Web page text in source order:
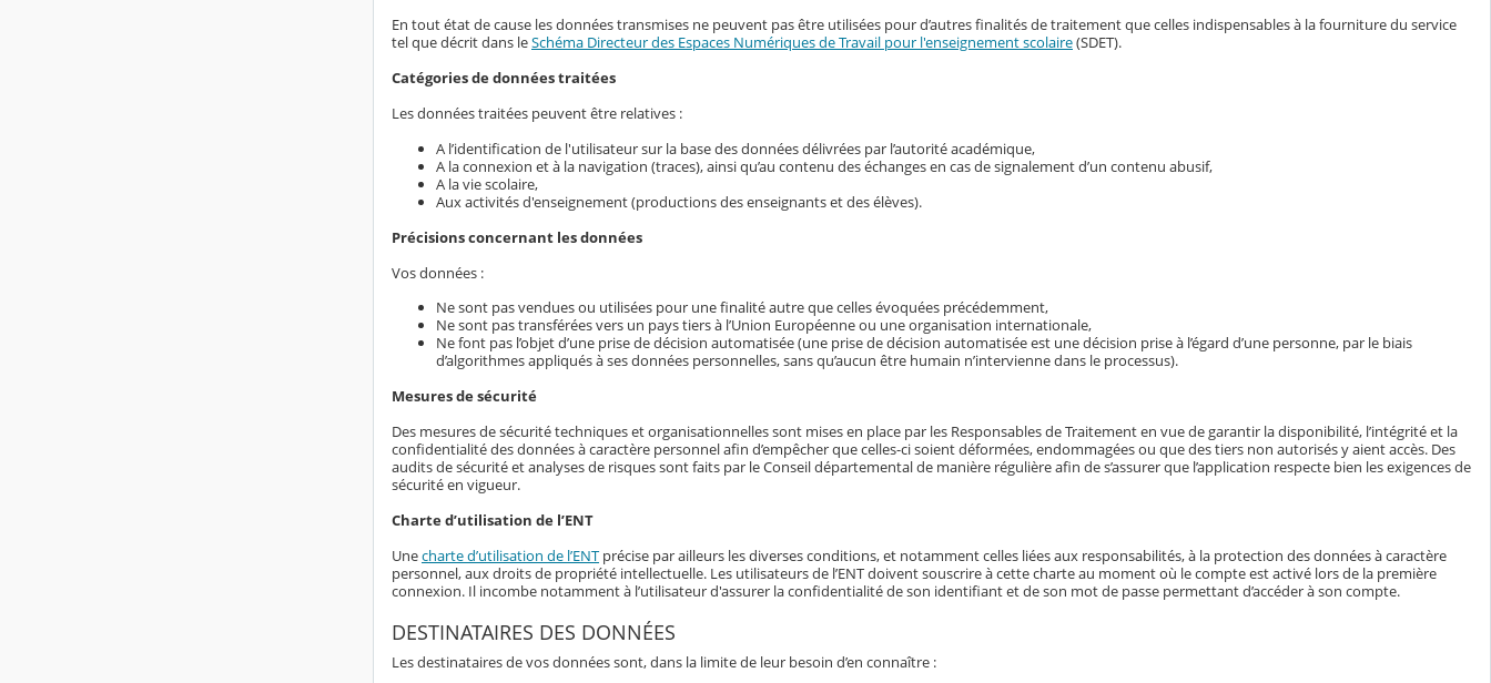
En tout état de cause les données transmises ne peuvent pas être utilisées pour d’autres finalités de traitement que celles indispensables à la fourniture du service
tel que décrit dans leSchéma Directeur des Espaces Numériques de Travail pour l'enseignement scolaire(SDET).
Catégories de données traitées
Les données traitées peuvent être relatives :
A l’identification de l'utilisateur sur la base des données délivrées par l’autorité académique,
A la connexion et à la navigation (traces), ainsi qu’au contenu des échanges en cas de signalement d’un contenu abusif,
A la vie scolaire,
Aux activités d'enseignement (productions des enseignants et des élèves).
Précisions concernant les données
Vos données :
Ne sont pas vendues ou utilisées pour une finalité autre que celles évoquées précédemment,
Ne sont pas transférées vers un pays tiers à l’Union Européenne ou une organisation internationale,
Ne font pas l’objet d’une prise de décision automatisée (une prise de décision automatisée est une décision prise à l’égard d’une personne, par le biais
d’algorithmes appliqués à ses données personnelles, sans qu’aucun être humain n’intervienne dans le processus).
Mesures de sécurité
Des mesures de sécurité techniques et organisationnelles sont mises en place par les Responsables de Traitement en vue de garantir la disponibilité, l’intégrité et la
confidentialité des données à caractère personnel afin d’empêcher que celles-ci soient déformées, endommagées ou que des tiers non autorisés y aient accès. Des
audits de sécurité et analyses de risques sont faits par le Conseil départemental de manière régulière afin de s’assurer que l’application respecte bien les exigences de
sécurité en vigueur.
Charte d’utilisation de l’ENT
Unecharte d’utilisation de l’ENT précise par ailleurs les diverses conditions, et notamment celles liées aux responsabilités, à la protection des données à caractère
personnel, aux droits de propriété intellectuelle. Les utilisateurs de l’ENT doivent souscrire à cette charte au moment où le compte est activé lors de la première
connexion. Il incombe notamment à l’utilisateur d'assurer la confidentialité de son identifiant et de son mot de passe permettant d’accéder à son compte.
DESTINATAIRES DES DONNÉES
Les destinataires de vos données sont, dans la limite de leur besoin d’en connaître :